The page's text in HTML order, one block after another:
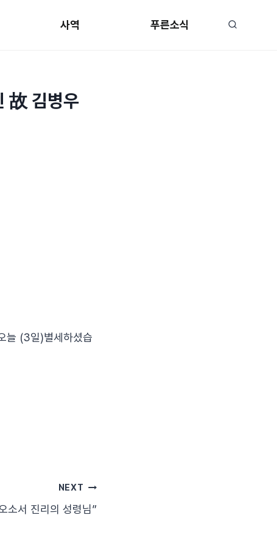
사역 푸른소식
故 김병우
늘 (3일)별세하셨습
NEXT
소서 진리의 성령님”